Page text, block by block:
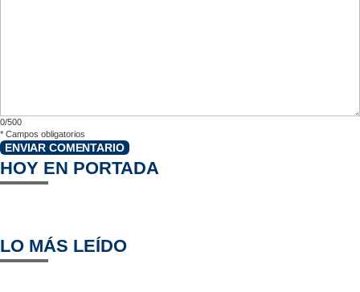
0/500
* Campos obligatorios
ENVIAR COMENTARIO
HOY EN PORTADA
LO MÁS LEÍDO